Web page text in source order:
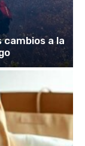
cambios a la